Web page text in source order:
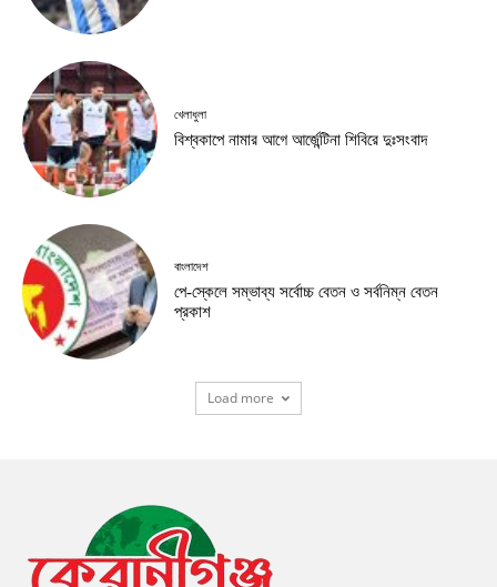
খেলাধুলা
বিশ্বকাপে নামার আগে আর্জেন্টিনা শিবিরে দুঃসংবাদ
বাংলাদেশ
পে-স্কেলে সম্ভাব্য সর্বোচ্চ বেতন ও সর্বনিম্ন বেতন
প্রকাশ
Load more